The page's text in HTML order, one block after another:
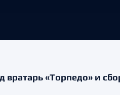
вратарь «Торпедо» и